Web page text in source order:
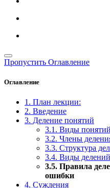
Пропустить Оглавление
Оглавление
1. План лекции:
2. Введение
3. Деление понятий
3.1. Виды понятий
3.2. Члены
3.3. Структура
3.4. Виды
3.5. Правила
ошибки
4. Суждения